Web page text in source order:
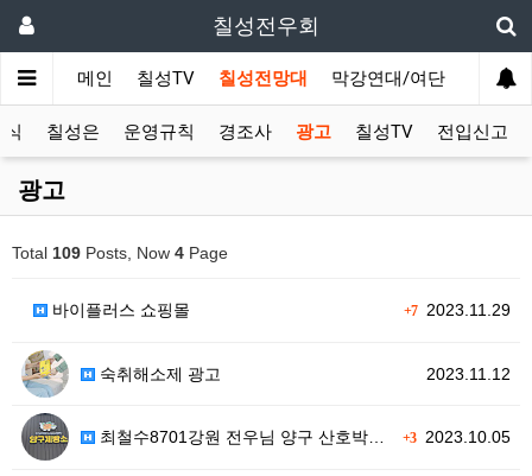
칠성전우회
메인 칠성TV 칠성전망대 막강연대/여단 사단
칠성은 운영규칙 경조사 광고 칠성TV 전입신고
광고
Total 109 Posts, Now 4 Page
+72023.11.29
바이플러스 쇼핑몰
2023.11.12
숙취해소제 광고
+32023.10.05
최철수8701강원 전우님 양구 산호박…